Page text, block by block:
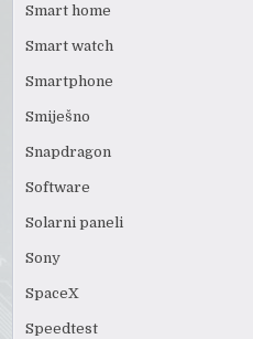
Smart home
Smart watch
Smartphone
Smiješno
Snapdragon
Software
Solarni paneli
Sony
SpaceX
Speedtest